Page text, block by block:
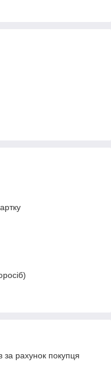
рахунок покупця